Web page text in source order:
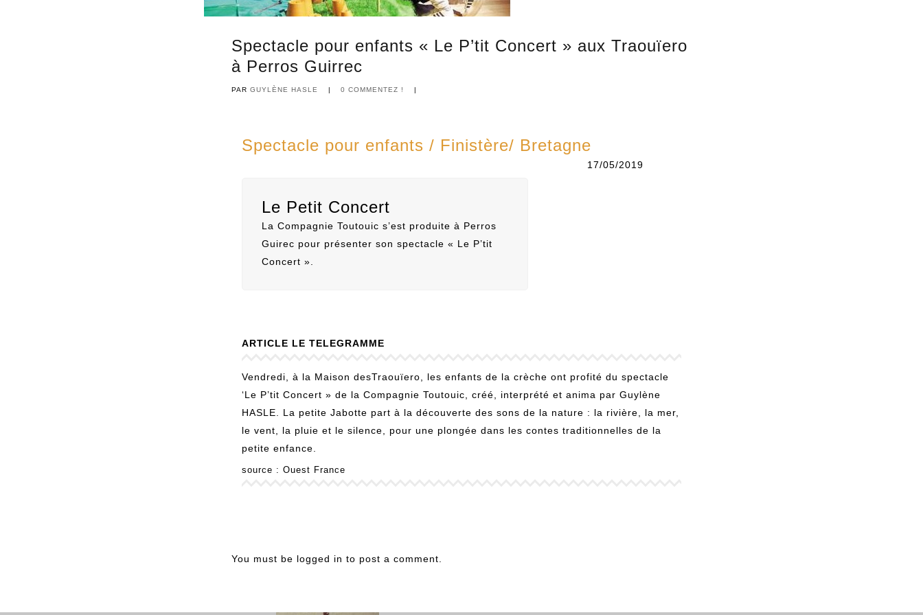
Spectacle pour enfants « Le P’tit Concert » aux Traouïero
à Perros Guirrec
PAR GUYLÈNE HASLE | 0 COMMENTEZ ! |
Spectacle pour enfants / Finistère/ Bretagne
17/05/2019
Le Petit Concert
La Compagnie Toutouic s’est produite à Perros
Guirec pour présenter son spectacle « Le P’tit
Concert ».
ARTICLE LE TELEGRAMME
Vendredi, à la Maison desTraouïero, les enfants de la crèche ont profité du spectacle
‘Le P’tit Concert » de la Compagnie Toutouic, créé, interprété et anima par Guylène
HASLE. La petite Jabotte part à la découverte des sons de la nature : la rivière, la mer,
le vent, la pluie et le silence, pour une plongée dans les contes traditionnelles de la
petite enfance.
source : Ouest France
You must be logged in to post a comment.